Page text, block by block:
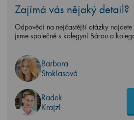
Zajímá vás nějaký detail?
Odpovědi na nejčastější otázky
jsme společně s kolegyní Bárou a
Barbora
Stoklasová
Radek
Krajzl